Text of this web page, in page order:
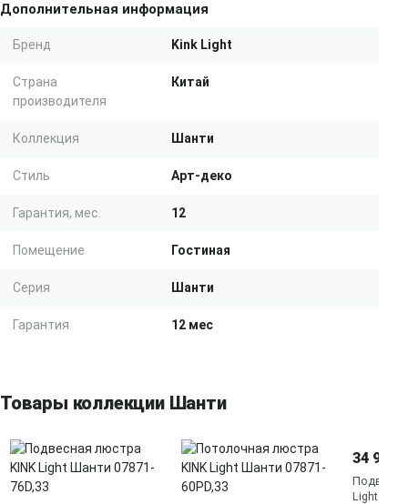
Дополнительная информация
Бренд Kink Light
Страна
производителя
Китай
Коллекция Шанти
Стиль Арт-деко
Гарантия, мес. 12
Помещение Гостиная
Серия Шанти
Гарантия 12 мес
Товары коллекции Шанти
34 900
Light